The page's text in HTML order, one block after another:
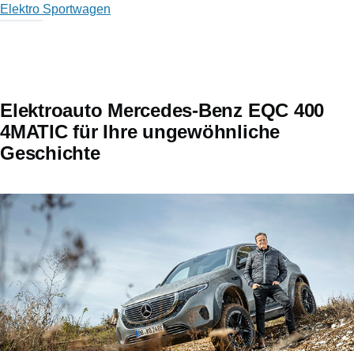
Elektro Sportwagen
Elektroauto Mercedes-Benz EQC 400
4MATIC für Ihre ungewöhnliche
Geschichte